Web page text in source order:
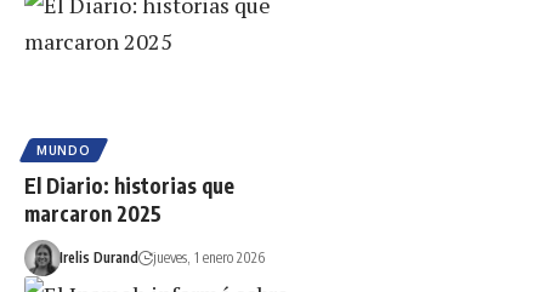
MUNDO
El Diario: historias que
marcaron 2025
Irelis Durand jueves, 1 enero 2026